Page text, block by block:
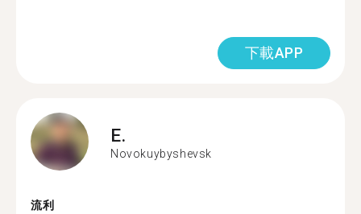
下載APP
E.
Novokuybyshevsk
流利